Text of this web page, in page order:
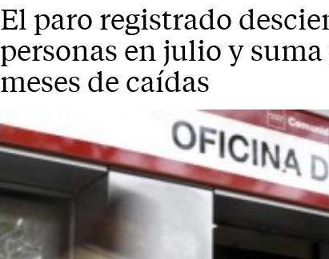
El paro registrado
personas en julio y
meses de caídas